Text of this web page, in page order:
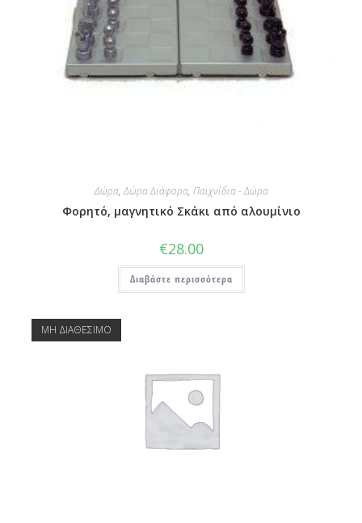
Δώρα,Δώρα Διάφορα, Παιχνίδια - Δώρα
Φορητό, μαγνητικό Σκάκι από αλουμίνιο
€28.00
Διαβάστε περισσότερα
ΜΗ ΔΙΑΘΕΣΙΜΟ